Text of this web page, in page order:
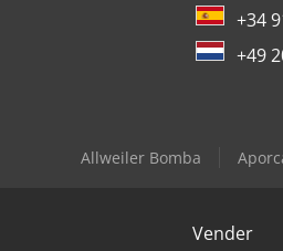
+34
+49
Allweiler Bomba
Vender